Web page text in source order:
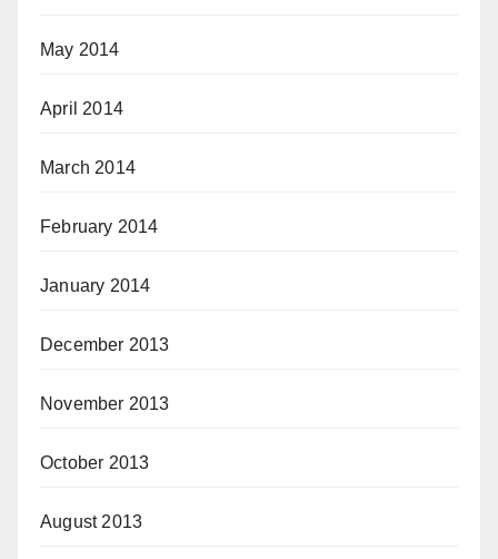
May 2014
April 2014
March 2014
February 2014
January 2014
December 2013
November 2013
October 2013
August 2013